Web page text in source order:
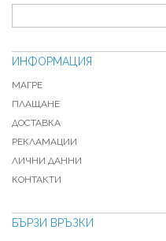
ИНФОРМАЦИЯ
МАГРЕ
ПЛАЩАНЕ
ДОСТАВКА
РЕКЛАМАЦИИ
ЛИЧНИ ДАННИ
КОНТАКТИ
БЪРЗИ ВРЪЗКИ